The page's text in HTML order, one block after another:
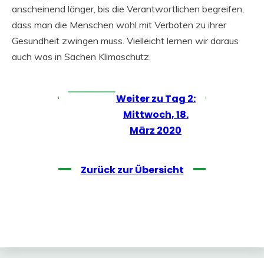
anscheinend länger, bis die Verantwortlichen begreifen,
dass man die Menschen wohl mit Verboten zu ihrer
Gesundheit zwingen muss. Vielleicht lernen wir daraus
auch was in Sachen Klimaschutz.
Weiter zu Tag 2:
Mittwoch, 18.
März 2020
Zurück zur Übersicht